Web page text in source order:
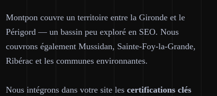
Montpon couvre un territoire entre la Gironde et le
Périgord — un bassin peu exploré en SEO. Nous
couvrons également Mussidan, Sainte-Foy-la-Grande,
Ribérac et les communes environnantes.
Nous intégrons dans votre site les certifications clés